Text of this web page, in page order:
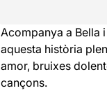
Acompanya a Bella
aquesta història
amor, bruixes
cançons.